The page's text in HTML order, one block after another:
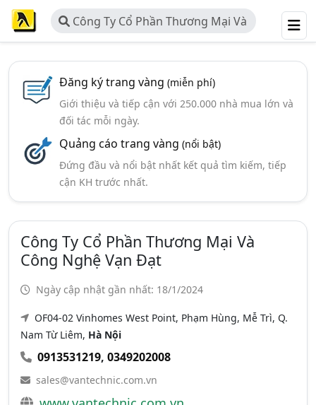
Công Ty Cổ Phần Thương Mại Và
Công Nghệ Vạn Đạt
Đăng ký trang vàng (miễn phí)
Giới thiệu và tiếp cận với 250.000 nhà mua lớn và
đối tác mỗi ngày.
Quảng cáo trang vàng (nổi bật)
Đứng đầu và nổi bật nhất kết quả tìm kiếm, tiếp
cận KH trước nhất.
Công Ty Cổ Phần Thương Mại Và
Công Nghệ Vạn Đạt
Ngày cập nhật gần nhất: 18/1/2024
OF04-02 Vinhomes West Point, Phạm Hùng, Mễ Trì, Q.
Nam Từ Liêm, Hà Nội
0913531219, 0349202008
sales@vantechnic.com.vn